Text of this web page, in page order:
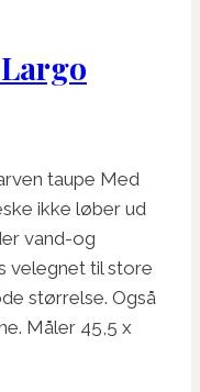
taupe Med
ikke løber ud
vand-og
velegnet til store
størrelse. Også
Måler 45,5 x